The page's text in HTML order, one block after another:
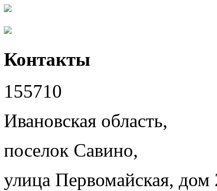
Контакты
155710
Ивановская область,
поселок Савино,
улица Первомайская, дом